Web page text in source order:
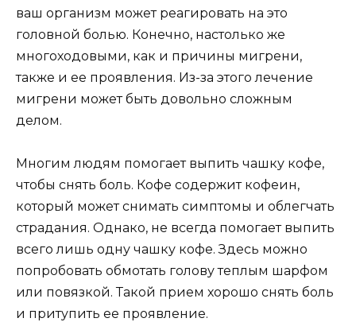
ваш организм может реагировать на это
головной болью. Конечно, настолько же
многоходовыми, как и причины мигрени,
также и ее проявления. Из-за этого лечение
мигрени может быть довольно сложным
делом.
Многим людям помогает выпить чашку кофе,
чтобы снять боль. Кофе содержит кофеин,
который может снимать симптомы и облегчать
страдания. Однако, не всегда помогает выпить
всего лишь одну чашку кофе. Здесь можно
попробовать обмотать голову теплым шарфом
или повязкой. Такой прием хорошо снять боль
и притупить ее проявление.